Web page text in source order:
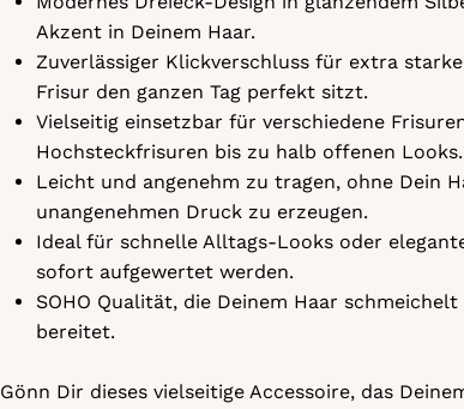
Akzent in Deinem Haar.
Zuverlässiger Klickverschluss für extra
Frisur den ganzen Tag perfekt sitzt.
Vielseitig einsetzbar für verschiedene
Hochsteckfrisuren bis zu halb offenen Looks.
Leicht und angenehm zu tragen, ohne Dein
unangenehmen Druck zu erzeugen.
Ideal für schnelle Alltags-Looks oder
sofort aufgewertet werden.
SOHO Qualität, die Deinem Haar
bereitet.
Gönn Dir dieses vielseitige Accessoire, das